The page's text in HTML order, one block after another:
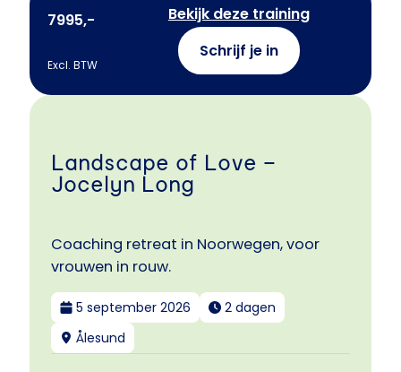
7995,-
Excl. BTW
Bekijk deze training
Schrijf je in
Landscape of Love –
Jocelyn Long
Coaching retreat in Noorwegen, voor
vrouwen in rouw.
5 september 2026
2 dagen
Ålesund